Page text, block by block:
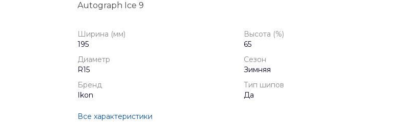
Autograph Ice 9
Ширина (мм)
195
Высота (%)
65
Диаметр
R15
Сезон
Зимняя
Бренд
Ikon
Тип шипов
Да
Все характеристики